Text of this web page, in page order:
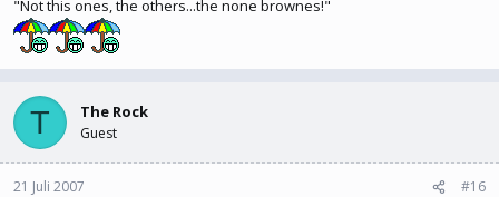
"Not this ones, the others...the none brownes!"
T The Rock
Guest
21 Juli 2007 #16